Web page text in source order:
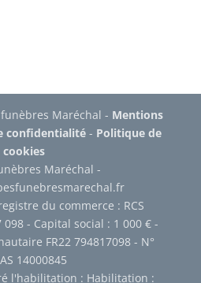
Maréchal - Mentions
confidentialité- Politique de
cookies
Maréchal -
du commerce : RCS
098 - Capital social : 1 000 € -
FR22 794817098 - N°
14000845
l'habilitation : Habilitation :